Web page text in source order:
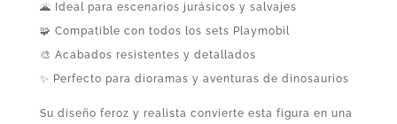
🌋 Ideal para escenarios jurásicos y salvajes
🧩 Compatible con todos los sets Playmobil
🎨 Acabados resistentes y detallados
✨ Perfecto para dioramas y aventuras de dinosaurios
Su diseño feroz y realista convierte esta figura en una